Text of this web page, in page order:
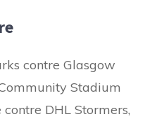
contre Glasgow
Stadium
contre DHL Stormers,